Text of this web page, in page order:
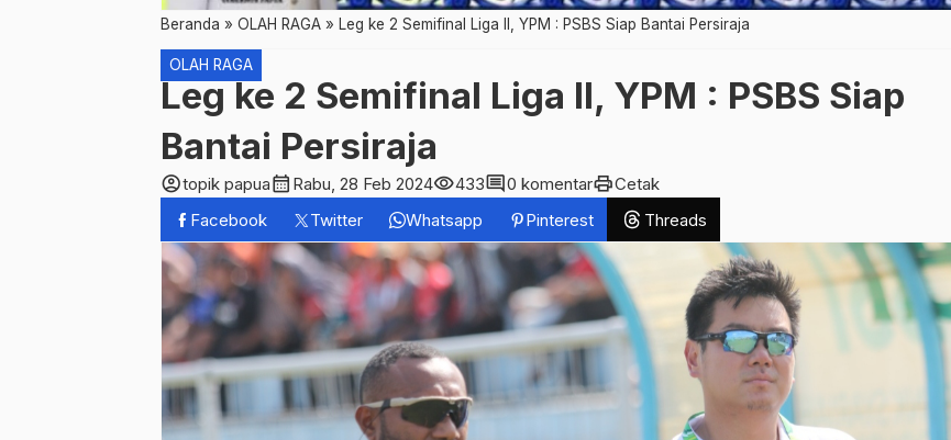
Beranda » OLAH RAGA » Leg ke 2 Semifinal Liga II, YPM : PSBS Siap Bantai Persiraja
OLAH RAGA
Leg ke 2 Semifinal Liga II, YPM : PSBS Siap
Bantai Persiraja
account_circletopik papuacalendar_month Rabu, 28 Feb 2024visibility433comment0 komentarprintCetak
Facebook
Twitter Whatsapp Pinterest Threads